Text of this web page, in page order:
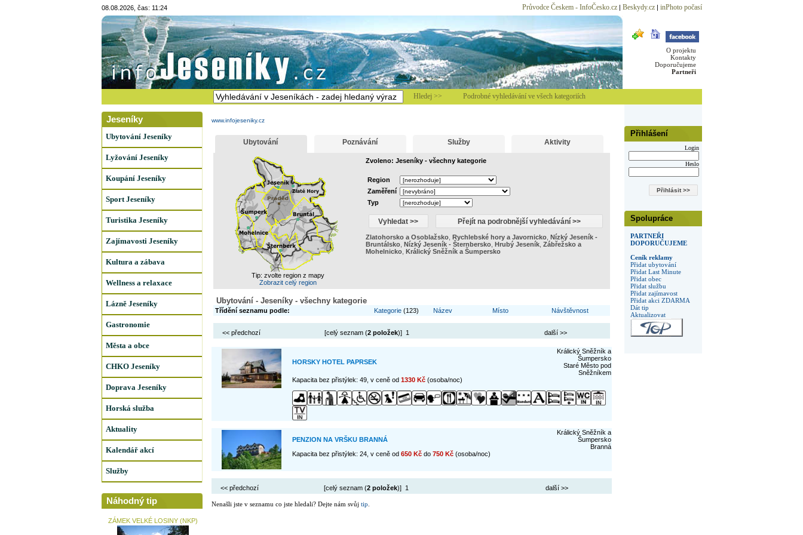
08.08.2026, čas: 11:24 Průvodce Českem - InfoČesko.cz| Beskydy.cz| inPhoto počasí
O projektu
Kontakty
Doporučujeme
Partneři
Hledej >> Podrobné vyhledávání ve všech kategoriích
Přihlášení
Login
Heslo
Spolupráce
PARTNEŘI
DOPORUČUJEME
Ceník reklamy
Přidat ubytování
Přidat Last Minute
Přidat obec
Přidat službu
Přidat zajímavost
Přidat akci ZDARMA
Dát tip
Aktualizovat
Jeseníky
Ubytování Jeseníky
Lyžování Jeseníky
Koupání Jeseníky
Sport Jeseníky
Turistika Jeseníky
Zajímavosti Jeseníky
Kultura a zábava
Wellness a relaxace
Lázně Jeseníky
Gastronomie
Města a obce
CHKO Jeseníky
Doprava Jeseníky
Horská služba
Aktuality
Kalendář akcí
Služby
Náhodný tip
ZÁMEK VELKÉ LOSINY (NKP)
www.infojeseniky.cz
Ubytování Poznávání Služby Aktivity
Tip: zvolte region z mapy
Zobrazit celý region
Zvoleno: Jeseníky - všechny kategorie
Region
Zaměření
Typ
Zlatohorsko a Osoblažsko, Rychlebské hory a Javornicko, Nízký Jeseník -
Bruntálsko, Nízký Jeseník - Šternbersko, Hrubý Jeseník, Zábřežsko a
Mohelnicko, Králický Sněžník a Šumpersko
Ubytování - Jeseníky - všechny kategorie
Třídění seznamu podle: Kategorie(123) Název Místo Návštěvnost
<< předchozí [celý seznam (2 položek)] 1 další >>
HORSKY HOTEL PAPRSEK
Králický Sněžník a
Šumpersko
Staré Město pod
Sněžníkem
Kapacita bez přistýlek: 49, v ceně od 1330 Kč(osoba/noc)
PENZION NA VRŠKU BRANNÁ
Králický Sněžník a
Šumpersko
Branná
Kapacita bez přistýlek: 24, v ceně od 650 Kčdo 750 Kč(osoba/noc)
<< předchozí [celý seznam (2 položek)] 1 další >>
Nenašli jste v seznamu co jste hledali? Dejte nám svůj tip